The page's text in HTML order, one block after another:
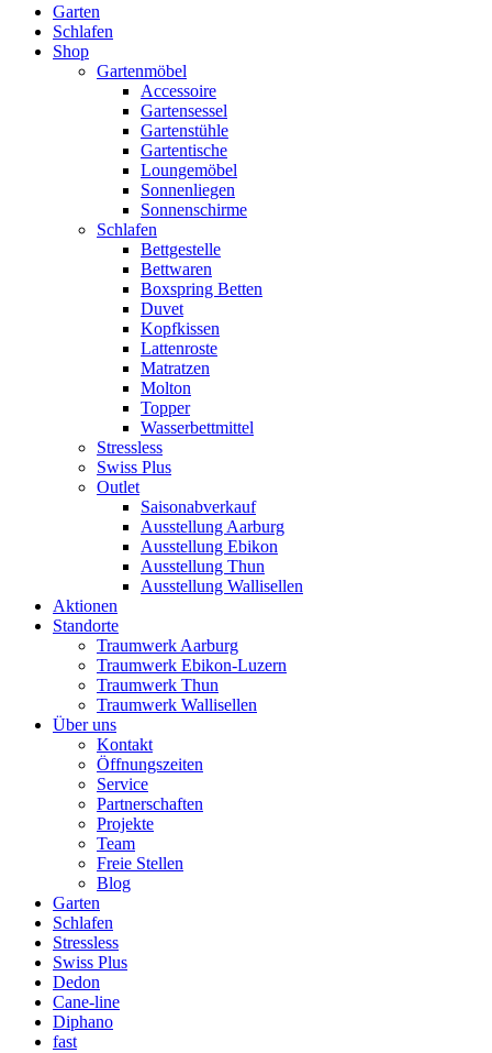
Garten
Schlafen
Shop
Gartenmöbel
Accessoire
Gartensessel
Gartenstühle
Gartentische
Loungemöbel
Sonnenliegen
Sonnenschirme
Schlafen
Bettgestelle
Bettwaren
Boxspring Betten
Duvet
Kopfkissen
Lattenroste
Matratzen
Molton
Topper
Wasserbettmittel
Stressless
Swiss Plus
Outlet
Saisonabverkauf
Ausstellung Aarburg
Ausstellung Ebikon
Ausstellung Thun
Ausstellung Wallisellen
Aktionen
Standorte
Traumwerk Aarburg
Traumwerk Ebikon-Luzern
Traumwerk Thun
Traumwerk Wallisellen
Über uns
Kontakt
Öffnungszeiten
Service
Partnerschaften
Projekte
Team
Freie Stellen
Blog
Garten
Schlafen
Stressless
Swiss Plus
Dedon
Cane-line
Diphano
fast